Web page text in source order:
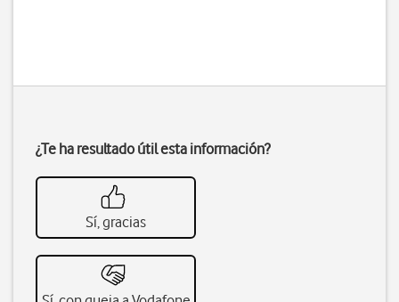
¿Te ha resultado útil esta información?
Sí, gracias